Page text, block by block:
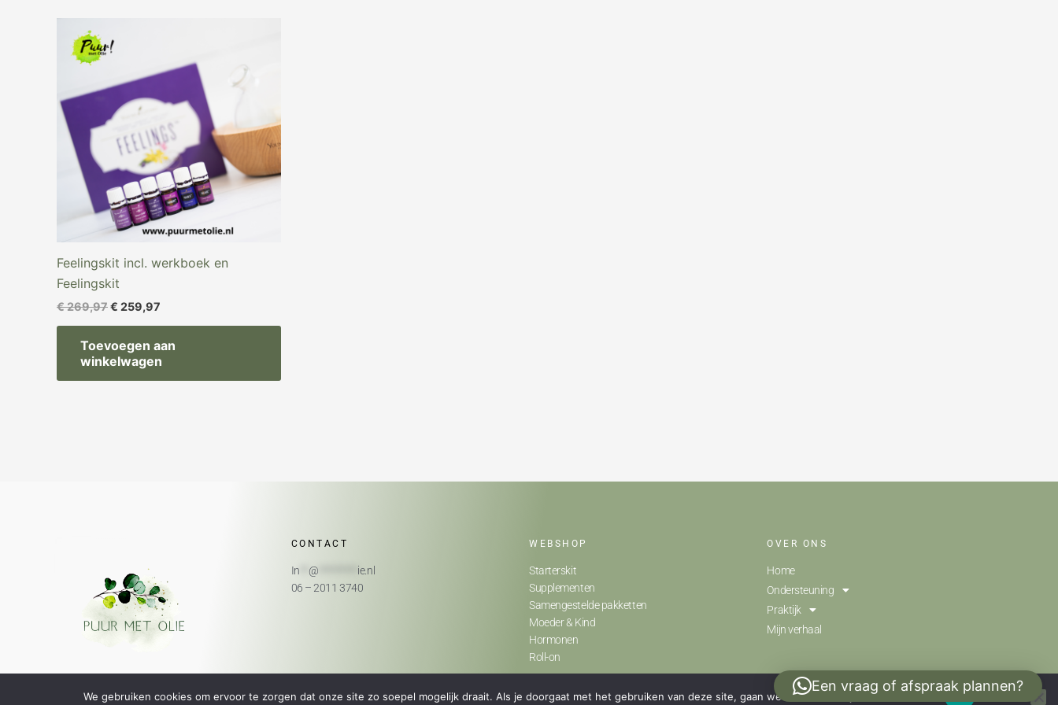
Feelingskit incl. werkboek en
Feelingskit
€269,97
prijs
was:
€ 259,97
€ 259,97.
Toevoegen aan
winkelwagen
CONTACT
In @
ie.nl
06 – 2011 3740
WEBSHOP
Starterskit
Supplementen
Samengestelde pakketten
Moeder & Kind
Hormonen
Roll-on
OVER ONS
Home
Ondersteuning
Praktijk
Mijn verhaal
Een vraag of afspraak plannen?
We gebruiken cookies om ervoor te zorgen dat onze site zo soepel mogelijk draait. Als je doorgaat met het gebruiken van deze site, gaan we ervan uit dat je ermee instemt. Ok